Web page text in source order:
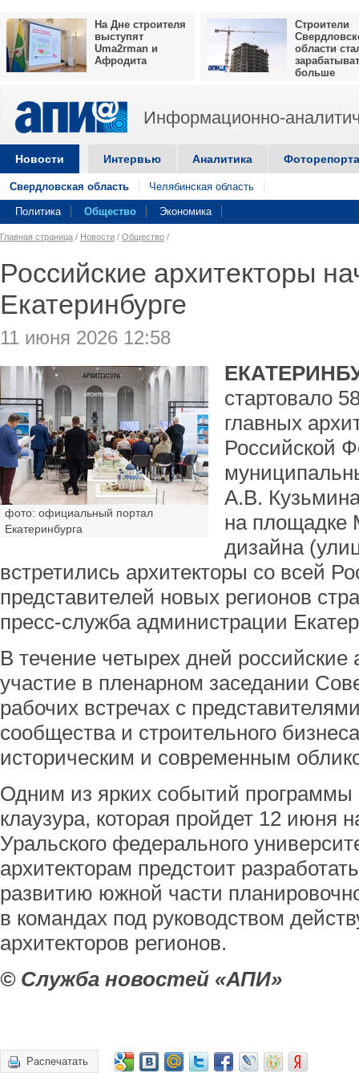
На Дне строителя
выступят
Uma2rman и
Афродита
Строители
области
больше
Информационно-
Новости Интервью Аналитика
Свердловская область Челябинская область
Политика Общество Экономика
Главная страница / Новости / Общество /
Российские архитекторы
Екатеринбурге
11 июня 2026 12:58
фото: официальный портал
Екатеринбурга
стартовало
главных
Российской
А.В.
на площадке
дизайна
встретились архитекторы со всей
представителей новых регионов
пресс-служба администрации
В течение четырех дней российские
участие в пленарном заседании
рабочих встречах с
сообщества и строительного
историческим и современным
Одним из ярких событий программы
клаузура, которая пройдет 12 июня
Уральского федерального
архитекторам предстоит
развитию южной части
в командах под руководством
архитекторов регионов.
© Служба новостей «АПИ»
Распечатать